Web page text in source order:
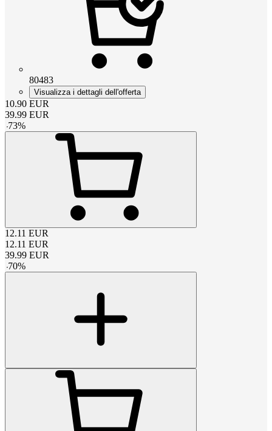
80483
Visualizza i dettagli dell'offerta
10.90 EUR
39.99 EUR
-73%
12.11 EUR
12.11 EUR
39.99 EUR
-70%